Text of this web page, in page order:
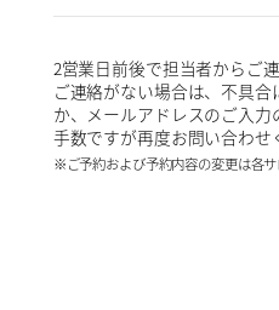
2営業日前後で担当者からご
ご連絡がない場合は、不具
か、メールアドレスのご入
手数ですが再度お問い合わせ
※ご予約および予約内容の変更は各サ